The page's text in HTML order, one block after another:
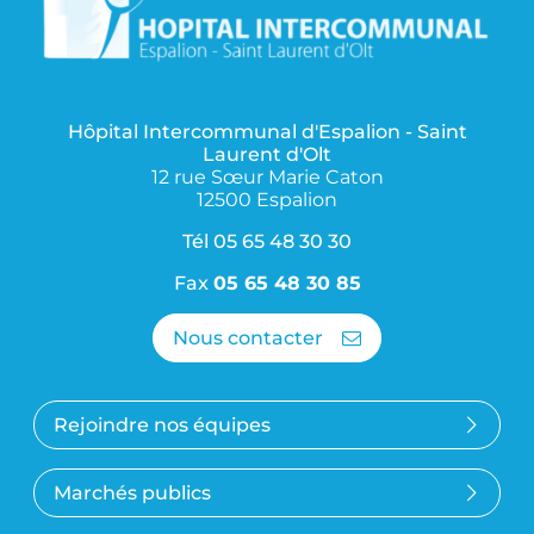
Hôpital Intercommunal d'Espalion - Saint
Laurent d'Olt
12 rue Sœur Marie Caton
12500 Espalion
Tél 05 65 48 30 30
Fax 05 65 48 30 85
Nous contacter
Rejoindre nos équipes
Marchés publics